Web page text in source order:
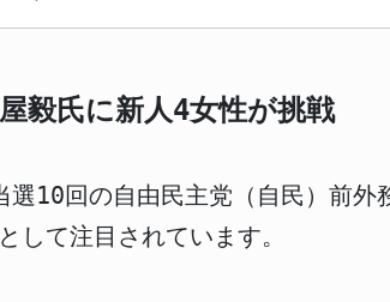
毅氏に新人4女性が挑戦
10回の自由民主党（自民）前
して注目されています。